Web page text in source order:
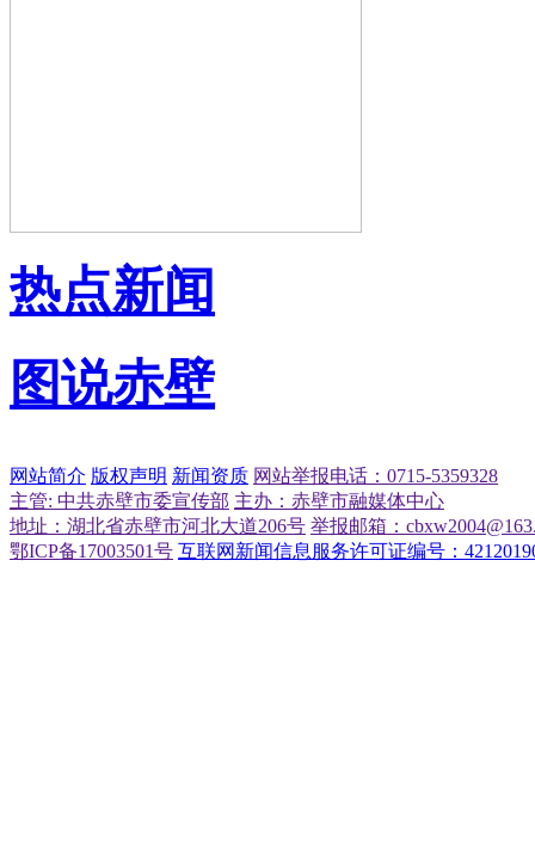
热点新闻
图说赤壁
网站简介 版权声明 新闻资质 网站举报电话：0715-5359328
主管: 中共赤壁市委宣传部 主办：赤壁市融媒体中心
地址：湖北省赤壁市河北大道206号 举报邮箱：
鄂ICP备17003501号 互联网新闻信息服务许可证编号：